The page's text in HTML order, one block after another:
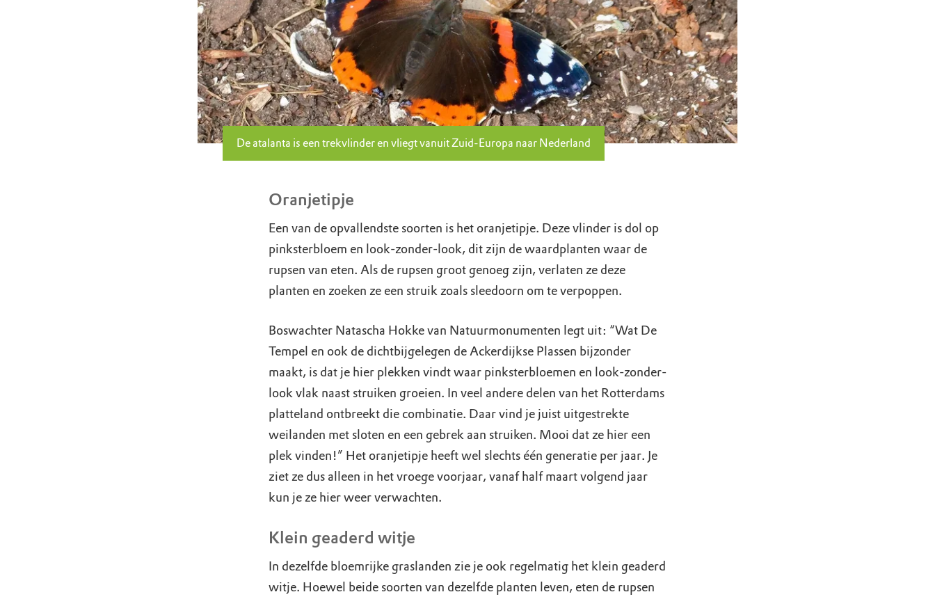
De atalanta is een trekvlinder en vliegt vanuit Zuid-Europa naar Nederland
Oranjetipje
Een van de opvallendste soorten is het oranjetipje. Deze vlinder is dol op
pinksterbloem en look-zonder-look, dit zijn de waardplanten waar de
rupsen van eten. Als de rupsen groot genoeg zijn, verlaten ze deze
planten en zoeken ze een struik zoals sleedoorn om te verpoppen.
Boswachter Natascha Hokke van Natuurmonumenten legt uit: “Wat De
Tempel en ook de dichtbijgelegen de Ackerdijkse Plassen bijzonder
maakt, is dat je hier plekken vindt waar pinksterbloemen en look-zonder-
look vlak naast struiken groeien. In veel andere delen van het Rotterdams
platteland ontbreekt die combinatie. Daar vind je juist uitgestrekte
weilanden met sloten en een gebrek aan struiken. Mooi dat ze hier een
plek vinden!” Het oranjetipje heeft wel slechts één generatie per jaar. Je
ziet ze dus alleen in het vroege voorjaar, vanaf half maart volgend jaar
kun je ze hier weer verwachten.
Klein geaderd witje
In dezelfde bloemrijke graslanden zie je ook regelmatig het klein geaderd
witje. Hoewel beide soorten van dezelfde planten leven, eten de rupsen